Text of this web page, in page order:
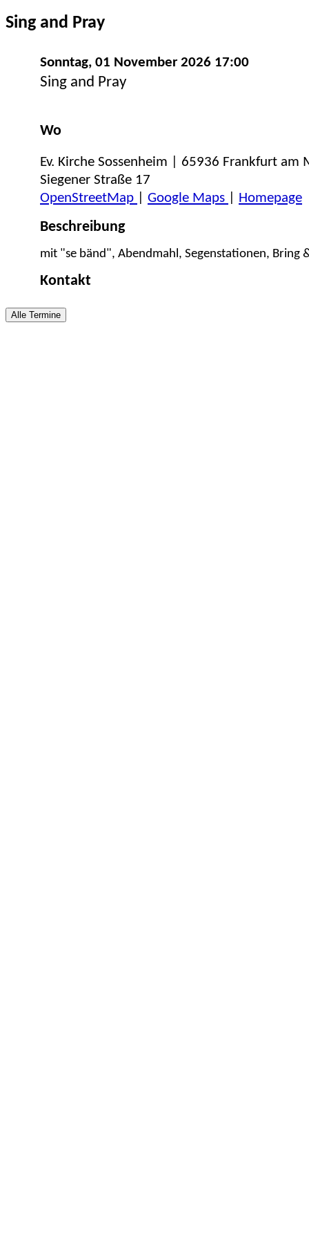
Sing and Pray
Sonntag, 01 November 2026 17:00
Sing and Pray
Wo
Ev. Kirche Sossenheim | 65936 Frankfurt am
Siegener Straße 17
OpenStreetMap
Google Maps Homepage
Beschreibung
mit "se bänd", Abendmahl, Segenstationen, Bring
Kontakt
Alle Termine